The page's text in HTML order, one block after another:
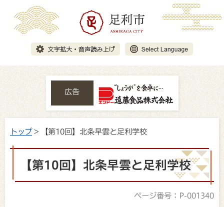
広告
トップ> 【第10回】北条早雲と足利学校
【第10回】北条早雲と足利学校
ページ番号：P-001340